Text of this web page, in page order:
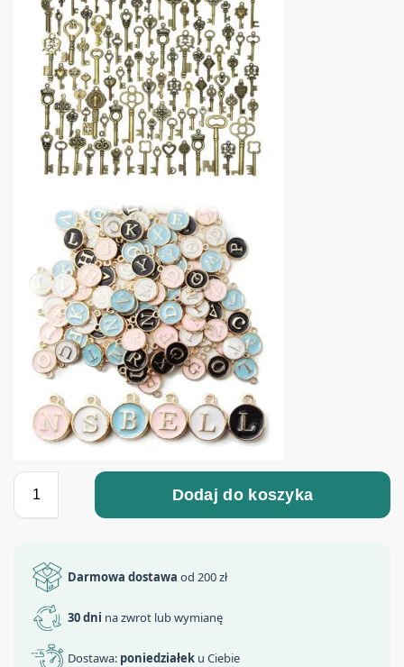
Dodaj do koszyka
Darmowa dostawa od 200 zł
30 dni na zwrot lub wymianę
Dostawa: poniedziałek u Ciebie